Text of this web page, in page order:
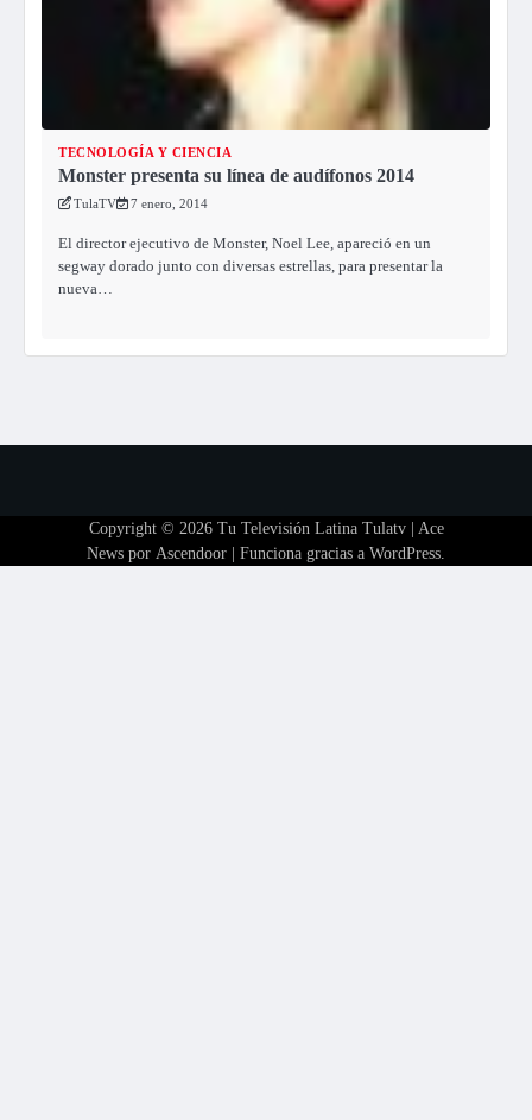
TECNOLOGÍA Y CIENCIA
Monster presenta su línea de audífonos 2014
TulaTV 7 enero, 2014
El director ejecutivo de Monster, Noel Lee, apareció en un
segway dorado junto con diversas estrellas, para presentar la
nueva…
Copyright © 2026 Tu Televisión Latina Tulatv| Ace
News por Ascendoor | Funciona gracias a WordPress.